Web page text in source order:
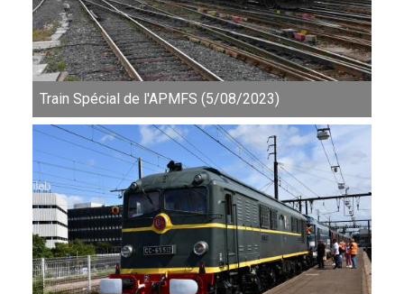
Train Spécial de l'APMFS (5/08/2023)